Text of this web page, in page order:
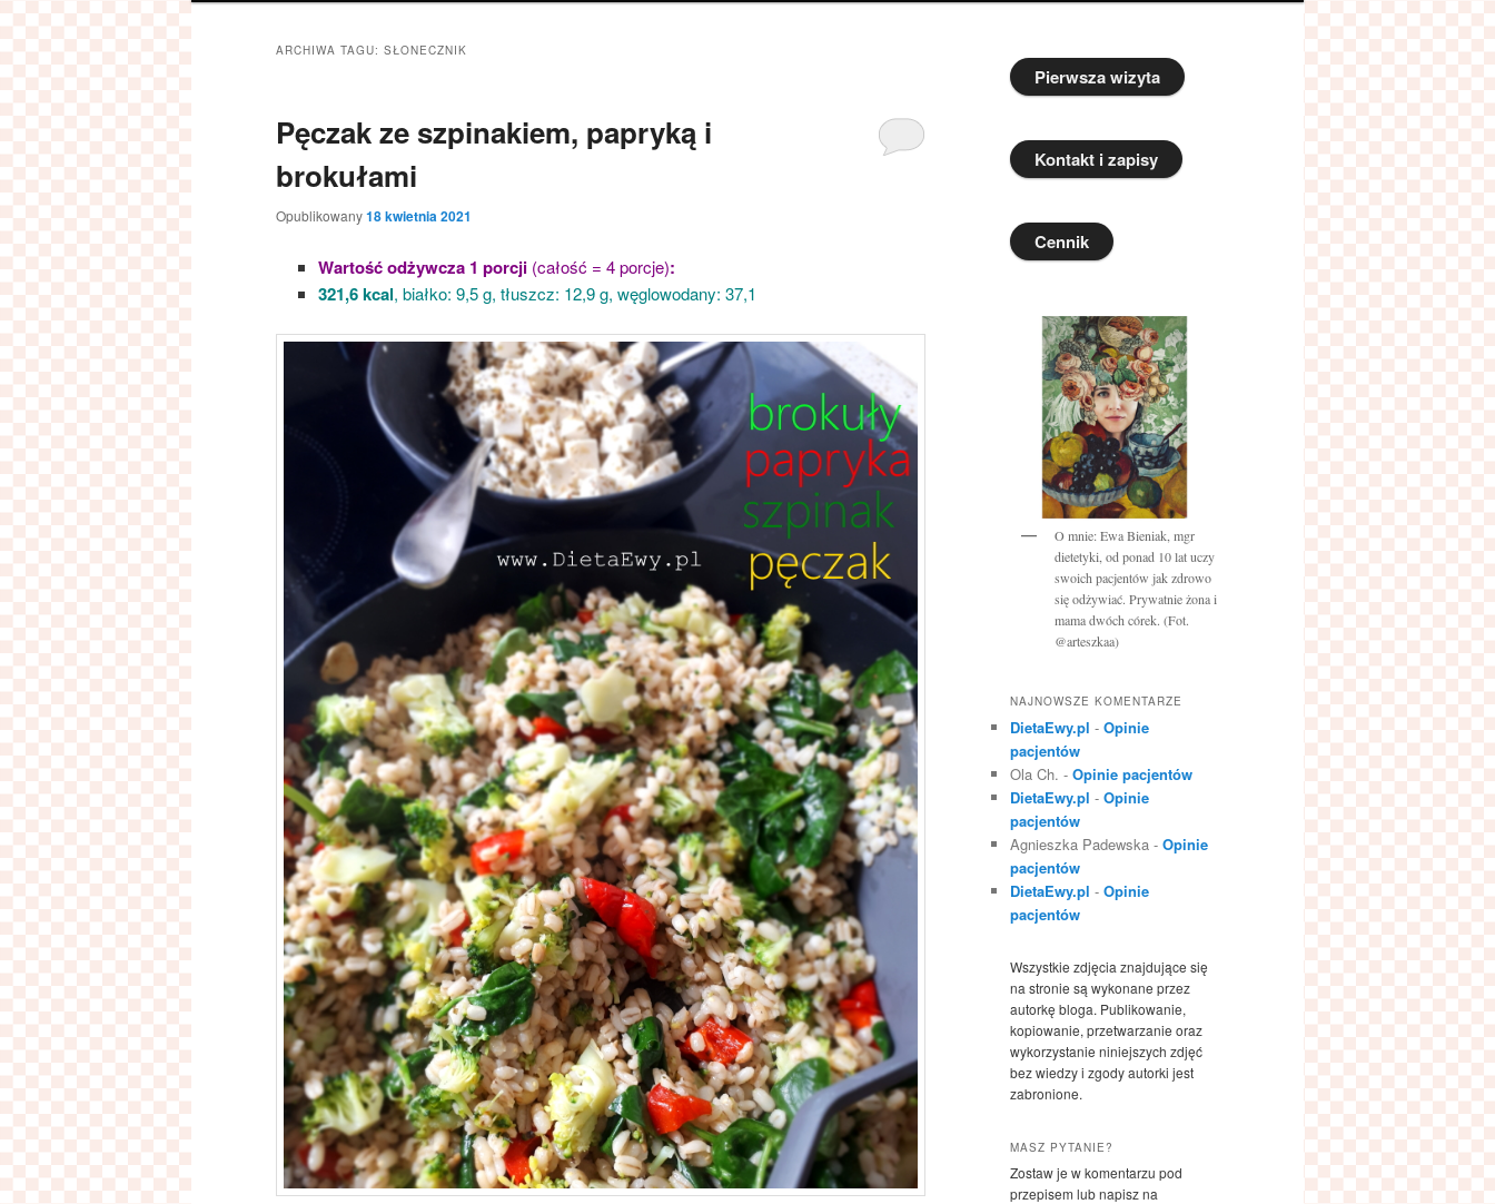
ARCHIWA TAGU: SŁONECZNIK
Pęczak ze szpinakiem, papryką i
brokułami
Opublikowany18 kwietnia 2021
Wartość odżywcza 1 porcji (całość = 4 porcje):
321,6 kcal, białko: 9,5 g, tłuszcz: 12,9 g, węglowodany: 37,1
Pierwsza wizyta
Kontakt i zapisy
Cennik
O mnie: Ewa Bieniak, mgr
dietetyki, od ponad 10 lat uczy
swoich pacjentów jak zdrowo
się odżywiać. Prywatnie żona i
mama dwóch córek. (Fot.
@arteszkaa)
NAJNOWSZE KOMENTARZE
DietaEwy.pl - Opinie
pacjentów
Ola Ch. - Opinie pacjentów
DietaEwy.pl - Opinie
pacjentów
Agnieszka Padewska - Opinie
pacjentów
DietaEwy.pl - Opinie
pacjentów
Wszystkie zdjęcia znajdujące się
na stronie są wykonane przez
autorkę bloga. Publikowanie,
kopiowanie, przetwarzanie oraz
wykorzystanie niniejszych zdjęć
bez wiedzy i zgody autorki jest
zabronione.
MASZ PYTANIE?
Zostaw je w komentarzu pod
przepisem lub napisz na